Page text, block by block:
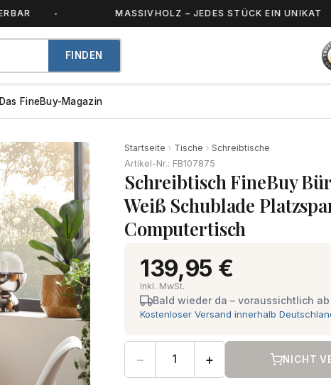
MASSIVHOLZ – JEDES STÜCK EIN UNIKAT
FINDEN
Das FineBuy-Magazin
Startseite Tische
Schreibtische
Artikel-Nr.: FB107875
Schreibtisch FineBuy
Weiß Schublade
Computertisch
139,95 €
Inkl. MwSt.
Bald wieder da – voraussichtlich ab
Kostenloser Versand innerhalb
− + NICHT